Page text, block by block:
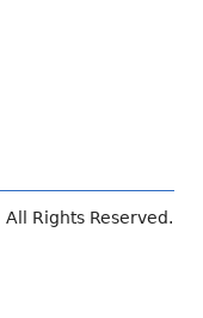
All Rights Reserved.